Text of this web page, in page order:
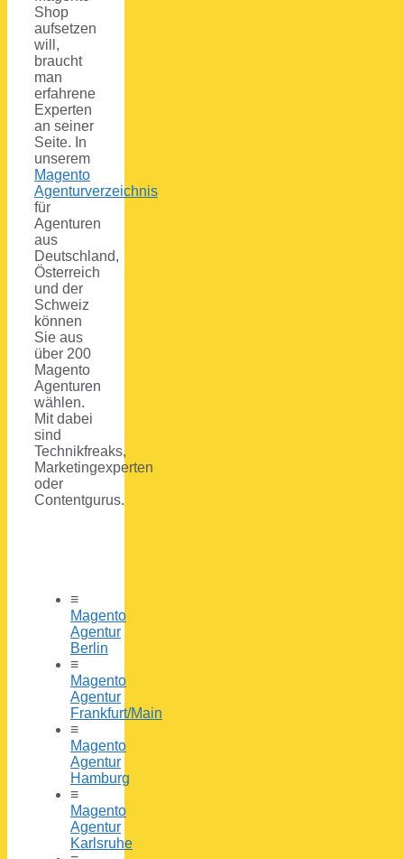
Shop
aufsetzen
will,
braucht
man
erfahrene
Experten
an seiner
Seite. In
unserem
Magento
Agenturverzeichnis
für
Agenturen
aus
Deutschland,
Österreich
und der
Schweiz
können
Sie aus
über 200
Magento
Agenturen
wählen.
Mit dabei
sind
Technikfreaks,
Marketingexperten
oder
Contentgurus.
≡
Magento
Agentur
Berlin
≡
Magento
Agentur
Frankfurt/Main
≡
Magento
Agentur
Hamburg
≡
Magento
Agentur
Karlsruhe